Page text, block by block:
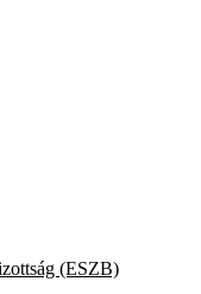
(ESZB)